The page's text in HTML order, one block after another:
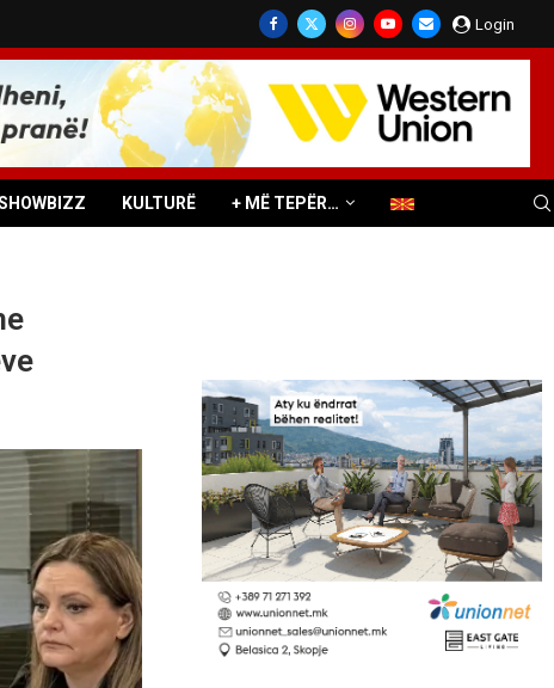
Login
KULTURË + MË TEPËR…